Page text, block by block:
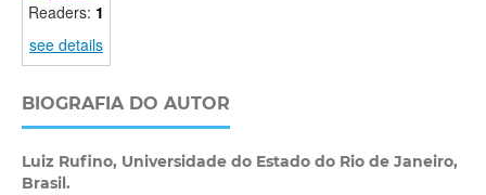
Readers: 1
see details
BIOGRAFIA DO AUTOR
Luiz Rufino, Universidade do Estado do Rio de Janeiro,
Brasil.